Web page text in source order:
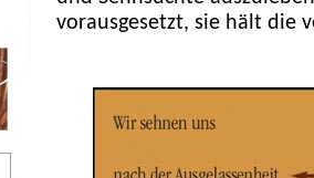
vorausgesetzt, sie hält die